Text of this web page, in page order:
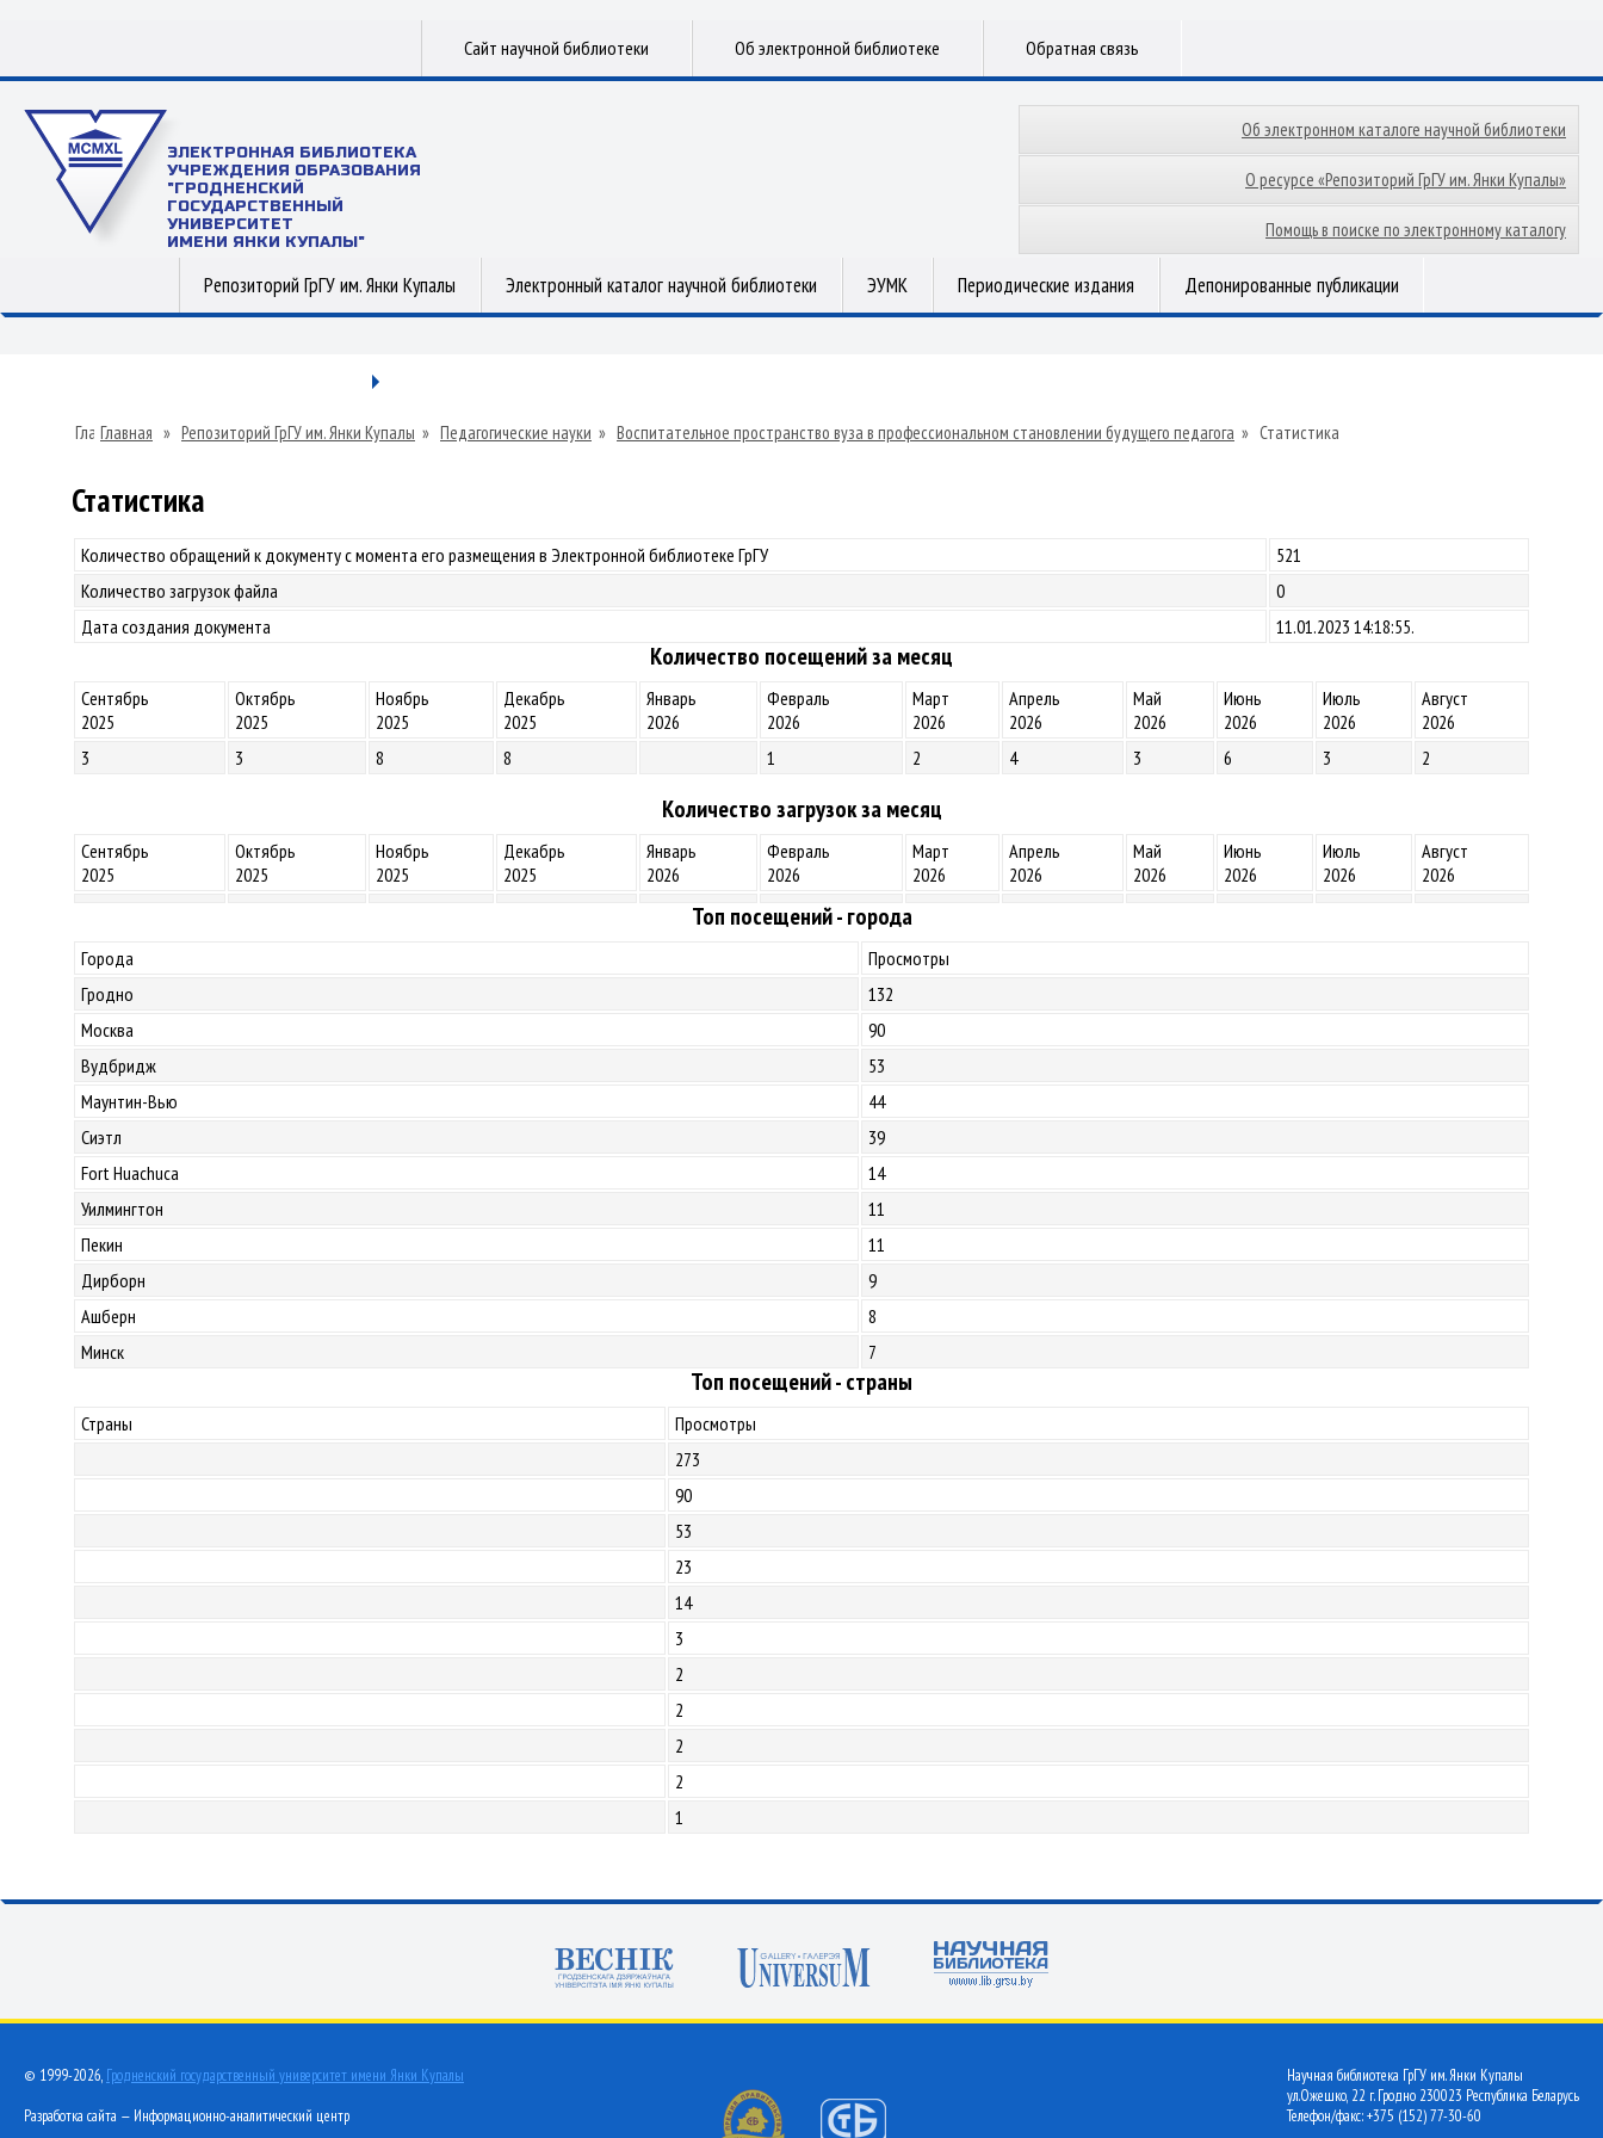
Сайт научной библиотеки Об электронной библиотеке Обратная связь
ЭЛЕКТРОННАЯ БИБЛИОТЕКА
УЧРЕЖДЕНИЯ ОБРАЗОВАНИЯ
"ГРОДНЕНСКИЙ
ГОСУДАРСТВЕННЫЙ
УНИВЕРСИТЕТ
ИМЕНИ ЯНКИ КУПАЛЫ"
Об электронном каталоге научной библиотеки
О ресурсе «Репозиторий ГрГУ им. Янки Купалы»
Помощь в поиске по электронному каталогу
Репозиторий ГрГУ им. Янки Купалы Электронный каталог научной библиотеки ЭУМК Периодические издания Депонированные публикации
Главная » Репозиторий ГрГУ им. Янки Купалы » Педагогические науки » Воспитательное пространство вуза в профессиональном становлении будущего педагога » Статистика
Статистика
Количество обращений к документу с момента его размещения в Электронной библиотеке ГрГУ
521
Количество загрузок файла
0
Дата создания документа
11.01.2023 14:18:55.
Количество посещений за месяц
Сентябрь
2025
Октябрь
2025
Ноябрь
2025
Декабрь
2025
Январь
2026
Февраль
2026
Март
2026
Апрель
2026
Май
2026
Июнь
2026
Июль
2026
Август
2026
3
3 8 8 1 2 4 3 6 3 2
Количество загрузок за месяц
Сентябрь
2025
Октябрь
2025
Ноябрь
2025
Декабрь
2025
Январь
2026
Февраль
2026
Март
2026
Апрель
2026
Май
2026
Июнь
2026
Июль
2026
Август
2026
Топ посещений - города
Города
Просмотры
Гродно
132
Москва
90
Вудбридж
53
Маунтин-Вью
44
Сиэтл
39
Fort Huachuca
14
Уилмингтон
11
Пекин
11
Дирборн
9
Ашберн
8
Минск
7
Топ посещений - страны
Страны
Просмотры
273
90
53
23
14
3
2
2
2
2
1
© 1999-2026, Гродненский государственный университет имени Янки Купалы
Разработка сайта — Информационно-аналитический центр
Научная библиотека ГрГУ им. Янки Купалы
ул.Ожешко, 22 г. Гродно 230023 Республика Беларусь
Телефон/факс: +375 (152) 77-30-60